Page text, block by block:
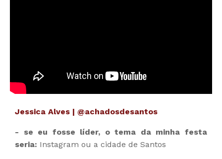
Jessica Alves | @achadosdesantos
- se eu fosse líder, o tema da minha festa
seria: Instagram ou a cidade de Santos